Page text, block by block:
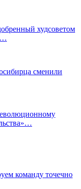
худсоветом
сменили
команду точечно